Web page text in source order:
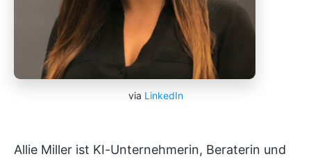
via LinkedIn
Allie Miller ist KI-Unternehmerin, Beraterin und